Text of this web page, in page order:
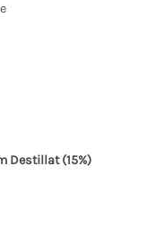
Destillat (15%)